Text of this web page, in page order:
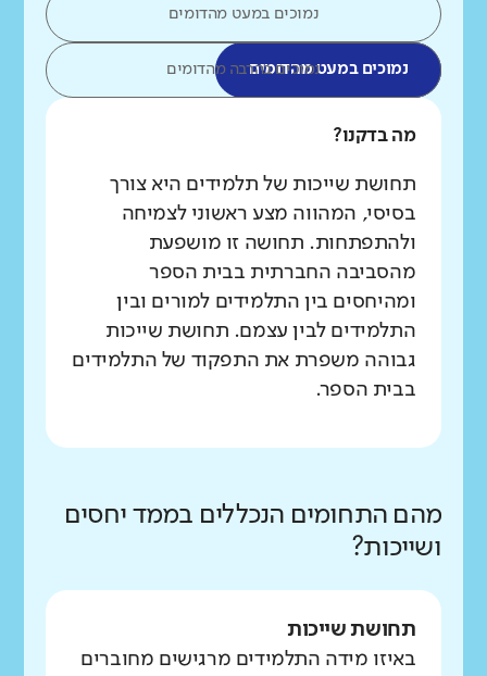
נמוכים במעט מהדומים
נמוכים במעט מהדומיםנמוכים בהרבה מהדומים
מה בדקנו?
תחושת שייכות של תלמידים היא צורך
בסיסי, המהווה מצע ראשוני לצמיחה
ולהתפתחות. תחושה זו מושפעת
מהסביבה החברתית בבית הספר
ומהיחסים בין התלמידים למורים ובין
התלמידים לבין עצמם. תחושת שייכות
גבוהה משפרת את התפקוד של התלמידים
בבית הספר.
מהם התחומים הנכללים בממד יחסים
ושייכות?
תחושת שייכות
באיזו מידה התלמידים מרגישים מחוברים